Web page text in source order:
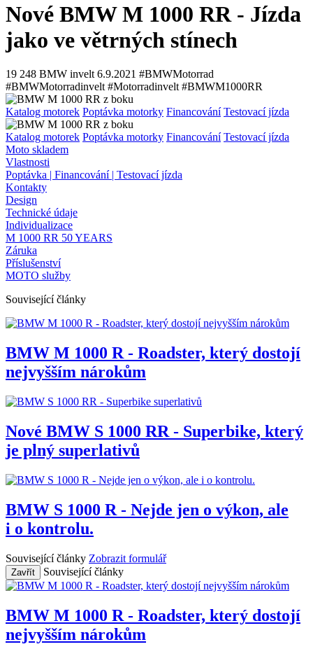
Nové BMW M 1000 RR - Jízda
jako ve větrných stínech
19 248 BMW invelt 6.9.2021 #BMWMotorrad
#BMWMotorradinvelt #Motorradinvelt #BMWM1000RR
Katalog motorek Poptávka motorky Financování Testovací jízda
Katalog motorek Poptávka motorky Financování Testovací jízda
Moto skladem
Vlastnosti
Poptávka | Financování | Testovací jízda
Kontakty
Design
Technické údaje
Individualizace
M 1000 RR 50 YEARS
Záruka
Příslušenství
MOTO služby
Související články
BMW M 1000 R - Roadster, který dostojí
nejvyšším nárokům
Nové BMW S 1000 RR - Superbike, který
je plný superlativů
BMW S 1000 R - Nejde jen o výkon, ale
i o kontrolu.
Související články Zobrazit formulář
Zavřít Související články
BMW M 1000 R - Roadster, který dostojí
nejvyšším nárokům